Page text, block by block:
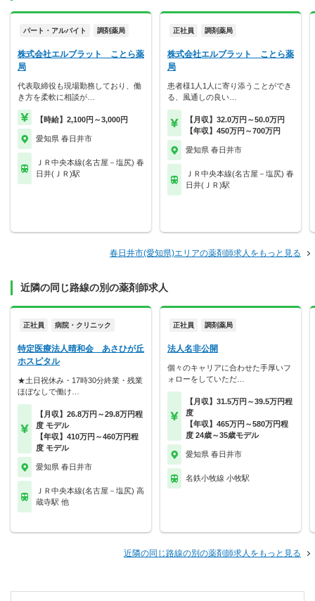
パート・アルバイト 調剤薬局
株式会社エルブラット ことら薬
局
代表取締役も現場勤務しており、働
き方を柔軟に相談が…
【時給】2,100円～3,000円
愛知県 春日井市
ＪＲ中央本線(名古屋－塩尻) 春
日井(ＪＲ)駅
正社員 調剤薬局
株式会社エルブラット ことら薬
局
患者様1人1人に寄り添うことができ
る、風通しの良い…
【月収】32.0万円～50.0万円
【年収】450万円～700万円
愛知県 春日井市
ＪＲ中央本線(名古屋－塩尻) 春
日井(ＪＲ)駅
春日井市(愛知県)エリアの薬剤師求人をもっと見る
近隣の同じ路線の別の薬剤師求人
正社員 病院・クリニック
特定医療法人晴和会 あさひが丘
ホスピタル
★土日祝休み・17時30分終業・残業
ほぼなしで働け…
【月収】26.8万円～29.8万円程
度 モデル
【年収】410万円～460万円程
度 モデル
愛知県 春日井市
ＪＲ中央本線(名古屋－塩尻) 高
蔵寺駅 他
正社員 調剤薬局
法人名非公開
個々のキャリアに合わせた手厚いフ
ォローをしていただ…
【月収】31.5万円～39.5万円程
度
【年収】465万円～580万円程
度 24歳～35歳モデル
愛知県 春日井市
名鉄小牧線 小牧駅
近隣の同じ路線の別の薬剤師求人をもっと見る